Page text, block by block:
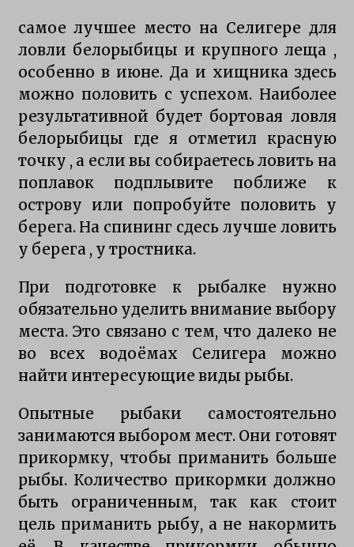
Особенности рыбалки на Селигере
6 лет ago
Рыбалка на Селигере на щуку
6 лет ago
Прибрежная щука
6 лет ago
7 лет ago
Приманки для щуки зимой
7 лет ago
ловли щуки спинингом на селигере
11 лет ago
рыбалка осенью на щуку Селигере
12 лет ago
особенности ловли щуки тролингом на
селигере
самое лучшее место на Селигере для
ловли белорыбицы и крупного леща ,
особенно в июне. Да и хищника здесь
можно половить с успехом. Наиболее
результативной будет бортовая ловля
белорыбицы где я отметил красную
точку , а если вы собираетесь ловить на
поплавок подплывите поближе к
острову или попробуйте половить у
берега. На спининг сдесь лучше ловить
у берега , у тростника.
При подготовке к рыбалке нужно
обязательно уделить внимание выбору
места. Это связано с тем, что далеко не
во всех водоёмах Селигера можно
найти интересующие виды рыбы.
Опытные рыбаки самостоятельно
занимаются выбором мест. Они готовят
прикормку, чтобы приманить больше
рыбы. Количество прикормки должно
быть ограниченным, так как стоит
цель приманить рыбу, а не накормить